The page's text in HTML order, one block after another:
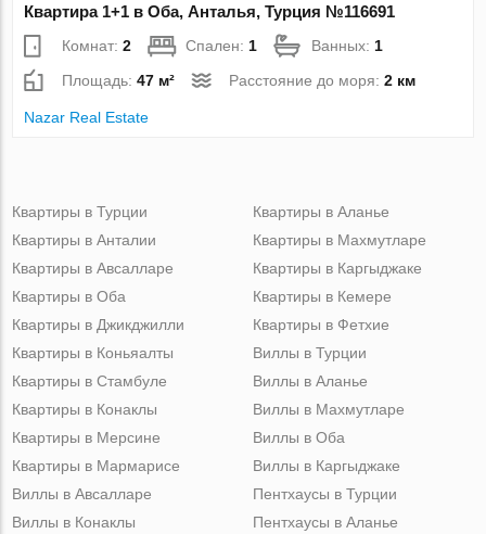
Квартира 1+1 в Оба, Анталья, Турция №116691
Комнат:2 Спален: 1 Ванных: 1
Площадь:47 м² Расстояние до моря:2 км
Nazar Real Estate
Квартиры в Турции
Квартиры в Анталии
Квартиры в Авсалларе
Квартиры в Оба
Квартиры в Джикджилли
Квартиры в Аланье
Квартиры в Махмутларе
Квартиры в Каргыджаке
Квартиры в Кемере
Квартиры в Фетхие
Квартиры в Коньяалты
Квартиры в Стамбуле
Квартиры в Конаклы
Квартиры в Мерсине
Квартиры в Мармарисе
Виллы в Турции
Виллы в Аланье
Виллы в Махмутларе
Виллы в Оба
Виллы в Каргыджаке
Виллы в Авсалларе
Виллы в Конаклы
Пентхаусы в Турции
Пентхаусы в Аланье